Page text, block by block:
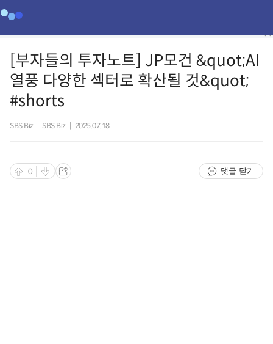
[부자들의 투자노트] JP모건 &quot;AI
열풍 다양한 섹터로 확산될 것&quot;
#shorts
SBS Biz SBS Biz 2025.07.18
0 댓글 닫기